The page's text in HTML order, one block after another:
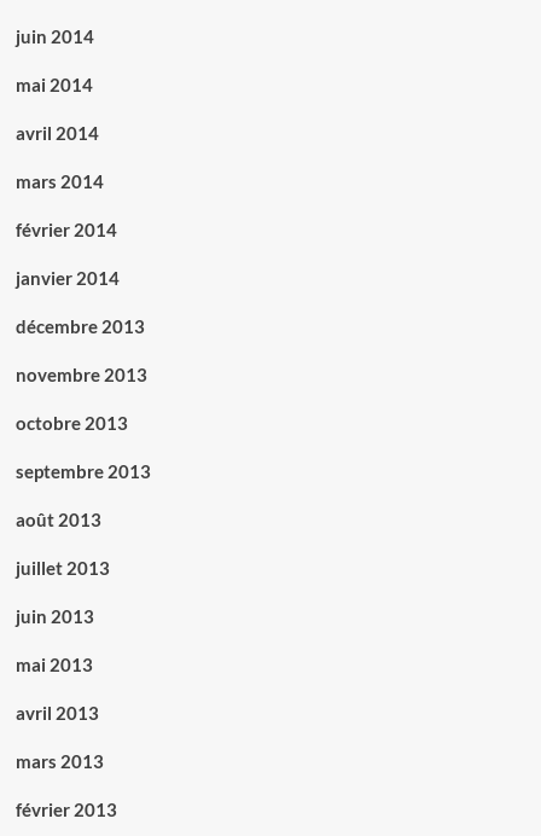
juin 2014
mai 2014
avril 2014
mars 2014
février 2014
janvier 2014
décembre 2013
novembre 2013
octobre 2013
septembre 2013
août 2013
juillet 2013
juin 2013
mai 2013
avril 2013
mars 2013
février 2013